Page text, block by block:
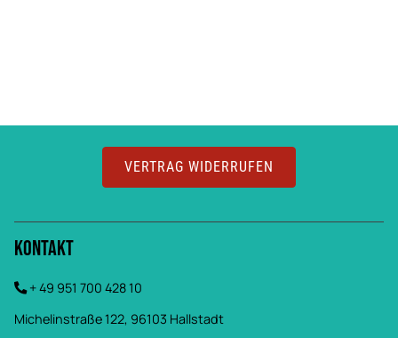
VERTRAG WIDERRUFEN
Kontakt
+ 49 951 700 428 10
Michelinstraße 122, 96103 Hallstadt